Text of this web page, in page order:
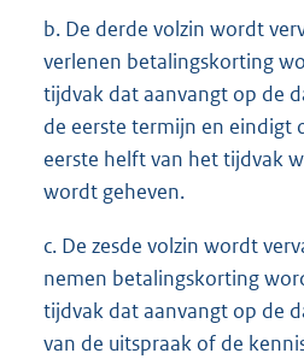
b. De derde volzin wordt
verlenen betalingskorting
tijdvak dat aanvangt op de
de eerste termijn en eindigt
eerste helft van het tijdvak
wordt geheven.
c. De zesde volzin wordt
nemen betalingskorting
tijdvak dat aanvangt op de
van de uitspraak of de